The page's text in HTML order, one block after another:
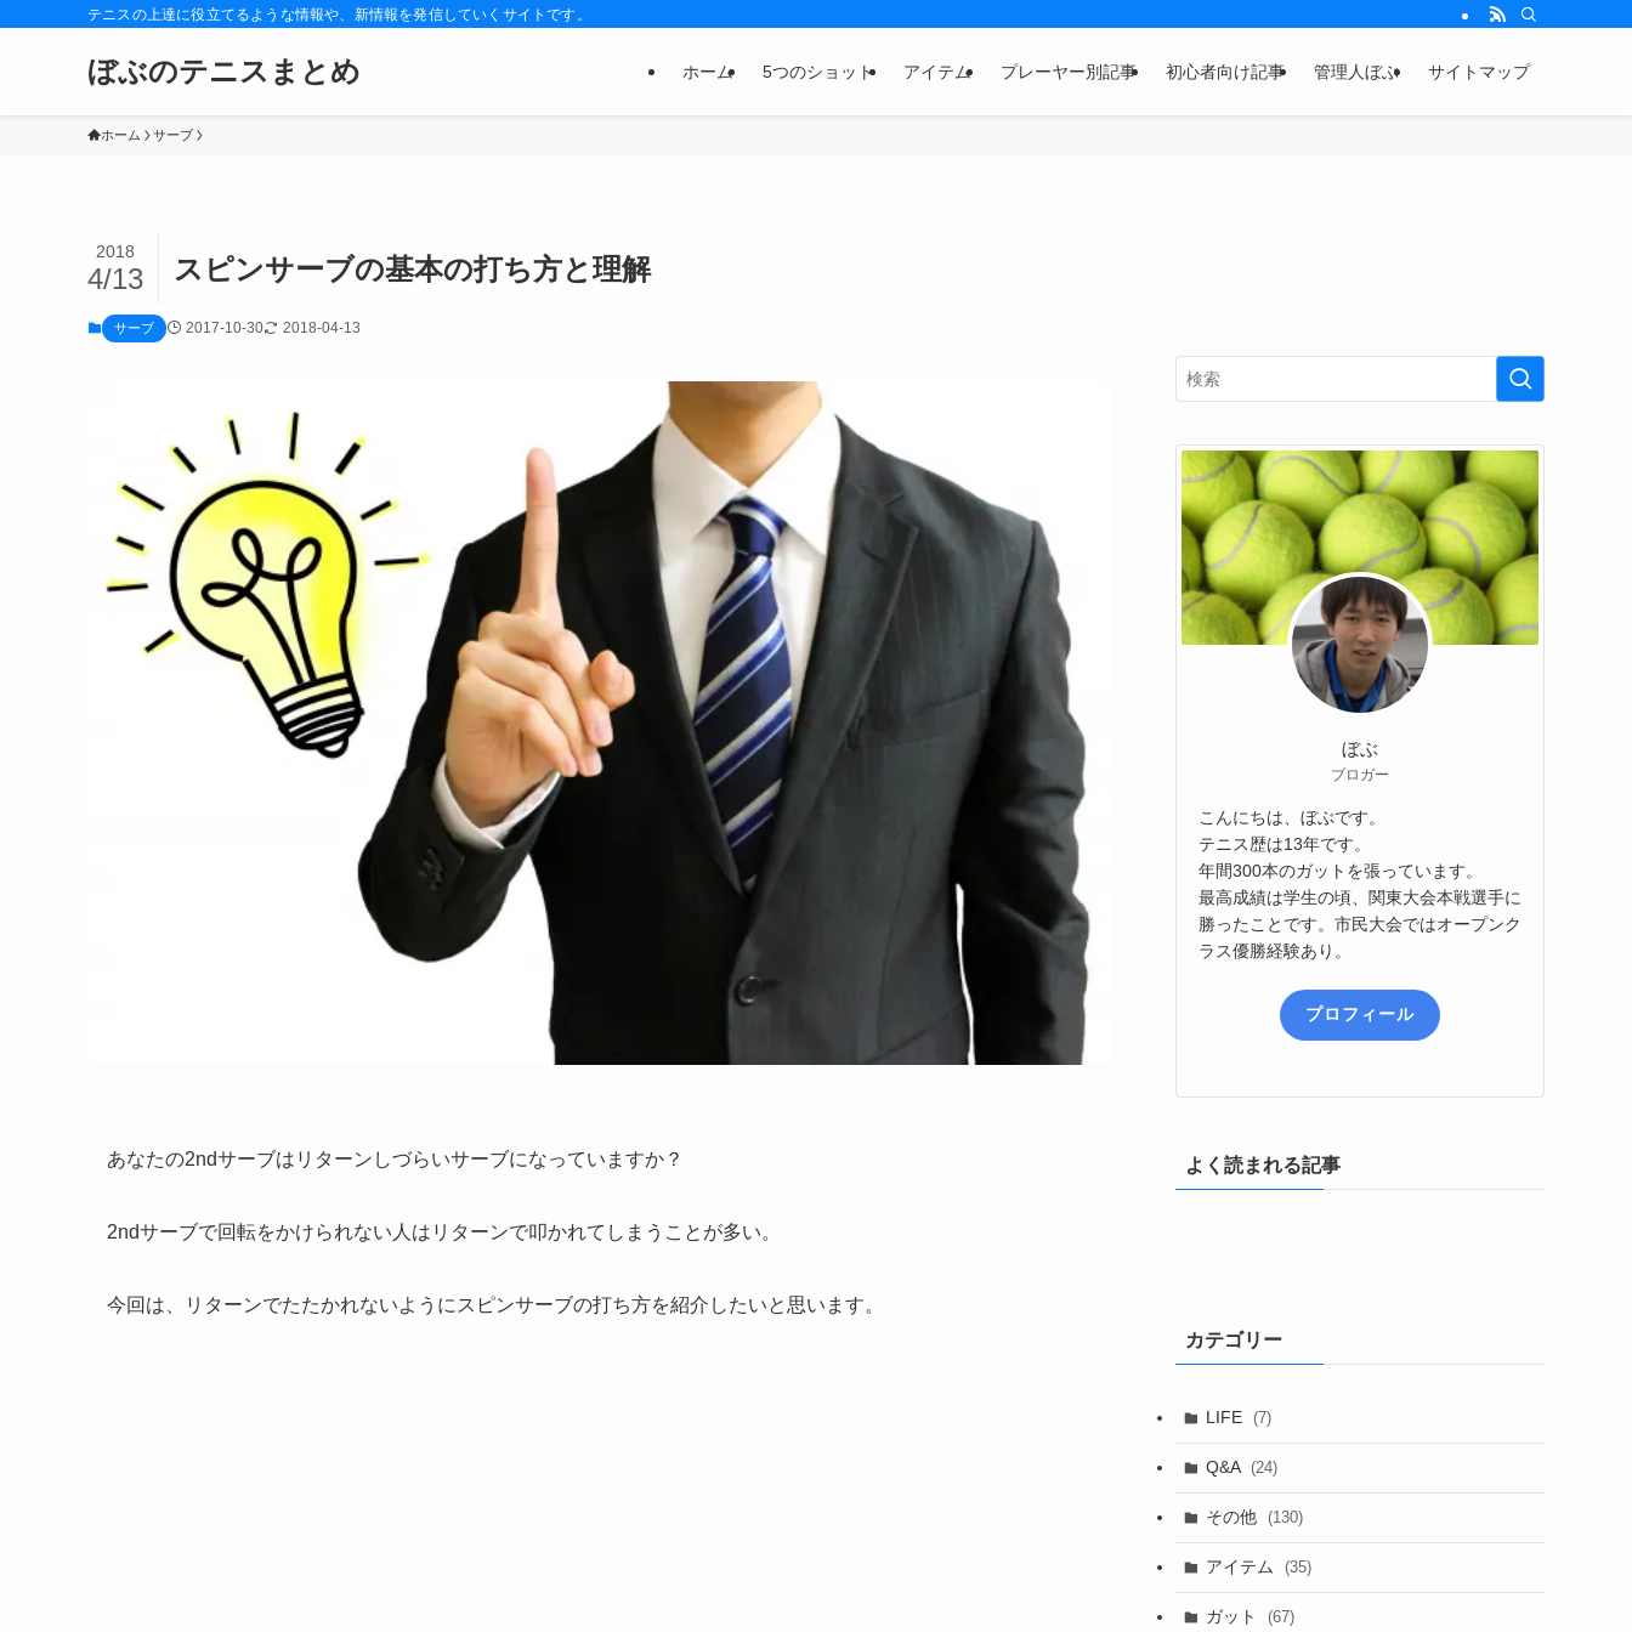
テニスの上達に役立てるような情報や、新情報を発信していくサイトです。
ぼぶのテニスまとめ ホーム 5つのショット アイテム プレーヤー別記事 初心者向け記事 管理人ぼぶ サイトマップ
ホーム サーブ
スピンサーブの基本の打ち方と理解
2018
4/13
サーブ 2017-10-30 2018-04-13
あなたの2ndサーブはリターンしづらいサーブになっていますか？
2ndサーブで回転をかけられない人はリターンで叩かれてしまうことが多い。
今回は、リターンでたたかれないようにスピンサーブの打ち方を紹介したいと思います。
ぼぶ
ブロガー
こんにちは、ぼぶです。
テニス歴は13年です。
年間300本のガットを張っています。
最高成績は学生の頃、関東大会本戦選手に
勝ったことです。市民大会ではオープンク
ラス優勝経験あり。
プロフィール
よく読まれる記事
カテゴリー
LIFE (7)
Q&A (24)
その他 (130)
アイテム (35)
ガット (67)